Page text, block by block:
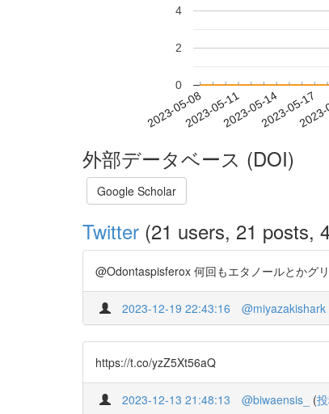
2023-05-082023-05-112023-05-142023-05-17
0
2
4
外部データベース (DOI)
Google Scholar
Twitter (21 users, 21 posts,
@Odontaspisferox 何回もエタノールとかグ
2023-12-19 22:43:16 @miyazakishark
https://t.co/yzZ5Xt56aQ
2023-12-13 21:48:13 @biwaensis_ (